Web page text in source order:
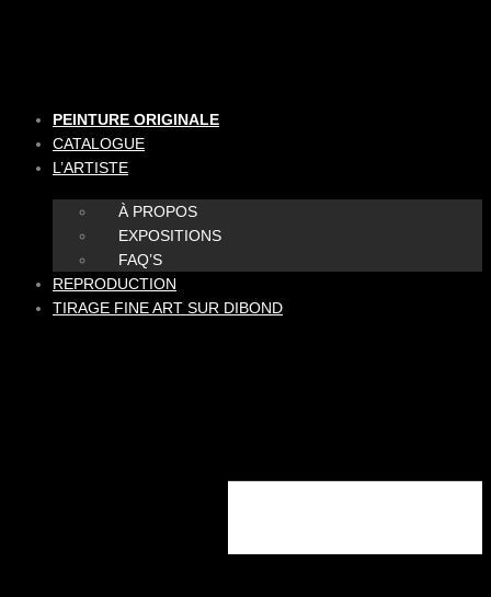
PEINTURE ORIGINALE
CATALOGUE
L’ARTISTE
À PROPOS
EXPOSITIONS
FAQ’S
REPRODUCTION
TIRAGE FINE ART SUR DIBOND